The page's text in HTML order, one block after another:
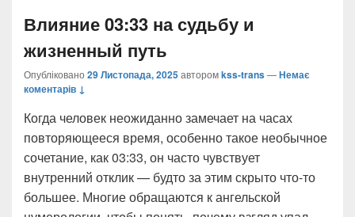
Влияние 03:33 на судьбу и
жизненный путь
Опубліковано 29 Листопада, 2025авторомkss-trans—Немає
коментарів ↓
Когда человек неожиданно замечает на часах
повторяющееся время, особенно такое необычное
сочетание, как 03:33, он часто чувствует
внутренний отклик — будто за этим скрыто что-то
большее. Многие обращаются к ангельской